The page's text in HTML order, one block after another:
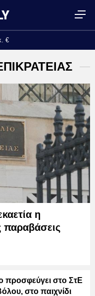
€
η
προσφεύγει στο ΣτΕ
στο παιχνίδι